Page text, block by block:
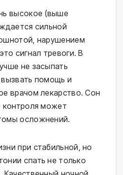
высокое (выше
сильной
нарушением
сигнал тревоги. В
не засыпать
помощь и
врачом лекарство. Сон
контроля может
осложнений.
при стабильной, но
спать не только